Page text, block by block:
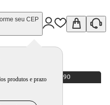
seu CEP
produtos e prazo